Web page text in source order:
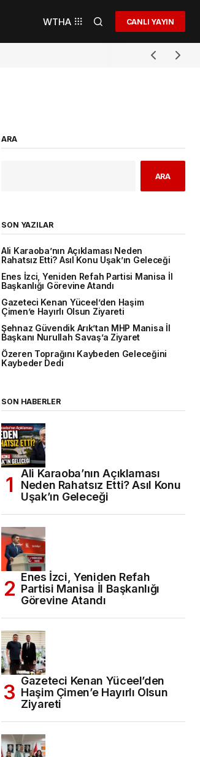
WTHA CANLI YAYIN
ARA
ARA
SON YAZILAR
Ali Karaoba’nın Açıklaması Neden
Rahatsız Etti? Asıl Konu Uşak’ın Geleceği
Enes İzci, Yeniden Refah Partisi Manisa İl
Başkanlığı Görevine Atandı
Gazeteci Kenan Yüceel’den Haşim
Çimen’e Hayırlı Olsun Ziyareti
Şehnaz Güvendik Arık’tan MHP Manisa İl
Başkanı Nurullah Savaş’a Ziyaret
Özeren Toprağını Kaybeden Geleceğini
Kaybeder Dedi
SON HABERLER
Ali Karaoba’nın Açıklaması
Neden Rahatsız Etti? Asıl Konu
Uşak’ın Geleceği
Enes İzci, Yeniden Refah
Partisi Manisa İl Başkanlığı
Görevine Atandı
Gazeteci Kenan Yüceel’den
Haşim Çimen’e Hayırlı Olsun
Ziyareti